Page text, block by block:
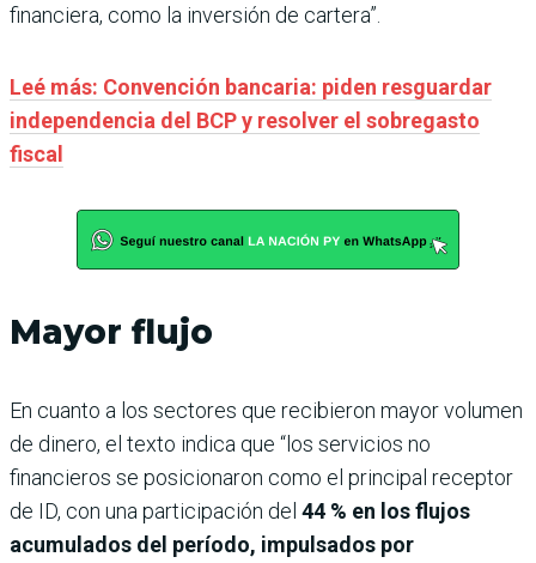
financiera, como la inversión de cartera”.
Leé más: Convención bancaria: piden resguardar
independencia del BCP y resolver el sobregasto
fiscal
Mayor flujo
En cuanto a los sectores que recibieron mayor volumen
de dinero, el texto indica que “los servicios no
financieros se posicionaron como el principal receptor
de ID, con una participación del 44 % en los flujos
acumulados del período, impulsados por